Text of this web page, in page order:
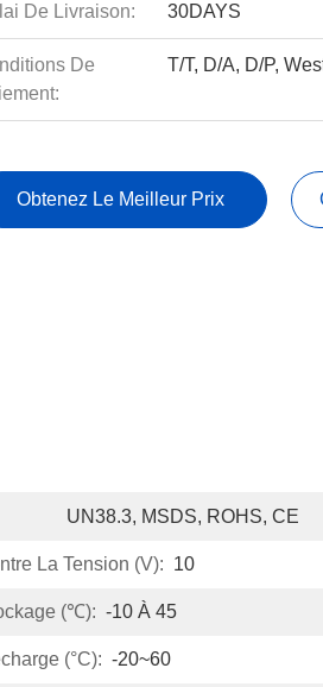
De Livraison: 30DAYS
De
T/T, D/A, D/P,
Obtenez Le Meilleur Prix
UN38.3, MSDS, ROHS, CE
La Tension (V): 10
(℃): -10 À 45
(°C): -20~60